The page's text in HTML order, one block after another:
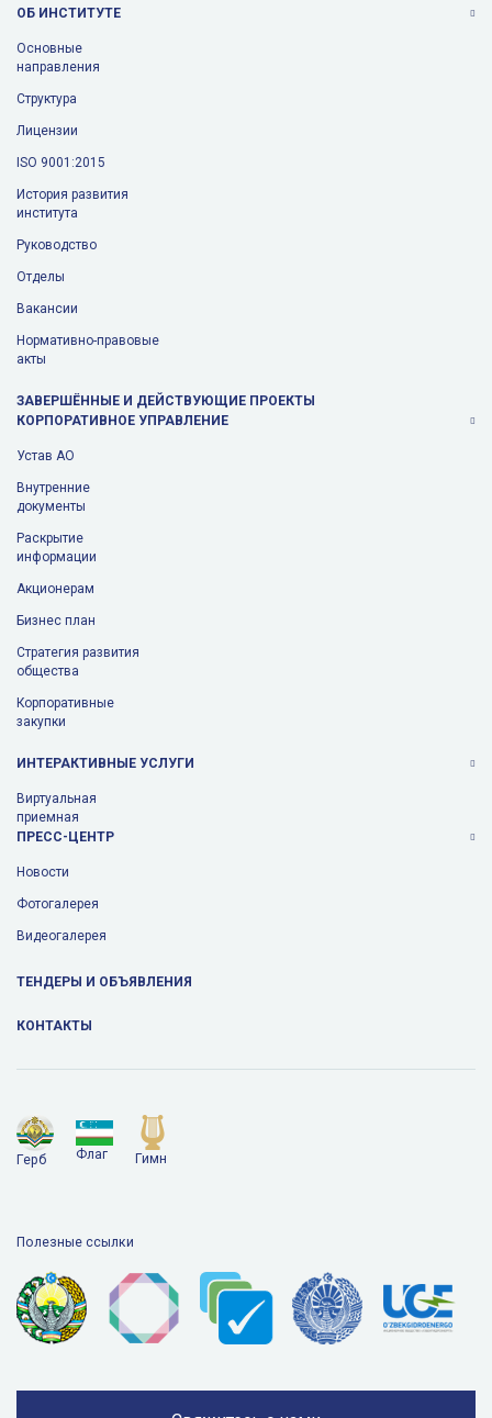
ОБ ИНСТИТУТЕ
Основные
направления
Структура
Лицензии
ISO 9001:2015
История развития
института
Руководство
Отделы
Вакансии
Нормативно-правовые
акты
ЗАВЕРШЁННЫЕ И ДЕЙСТВУЮЩИЕ ПРОЕКТЫ
КОРПОРАТИВНОЕ УПРАВЛЕНИЕ
Устав АО
Внутренние
документы
Раскрытие
информации
Aкционерам
Бизнес план
Стратегия развития
общества
Корпоративные
закупки
ИНТЕРАКТИВНЫЕ УСЛУГИ
Виртуальная
приемная
ПРЕСС-ЦЕНТР
Новости
Фотогалерея
Видеогалерея
ТЕНДЕРЫ И ОБЪЯВЛЕНИЯ
КОНТАКТЫ
Герб Флаг Гимн
Полезные ссылки